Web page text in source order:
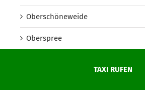
TAXI RUFEN
Oberschöneweide
Oberspree